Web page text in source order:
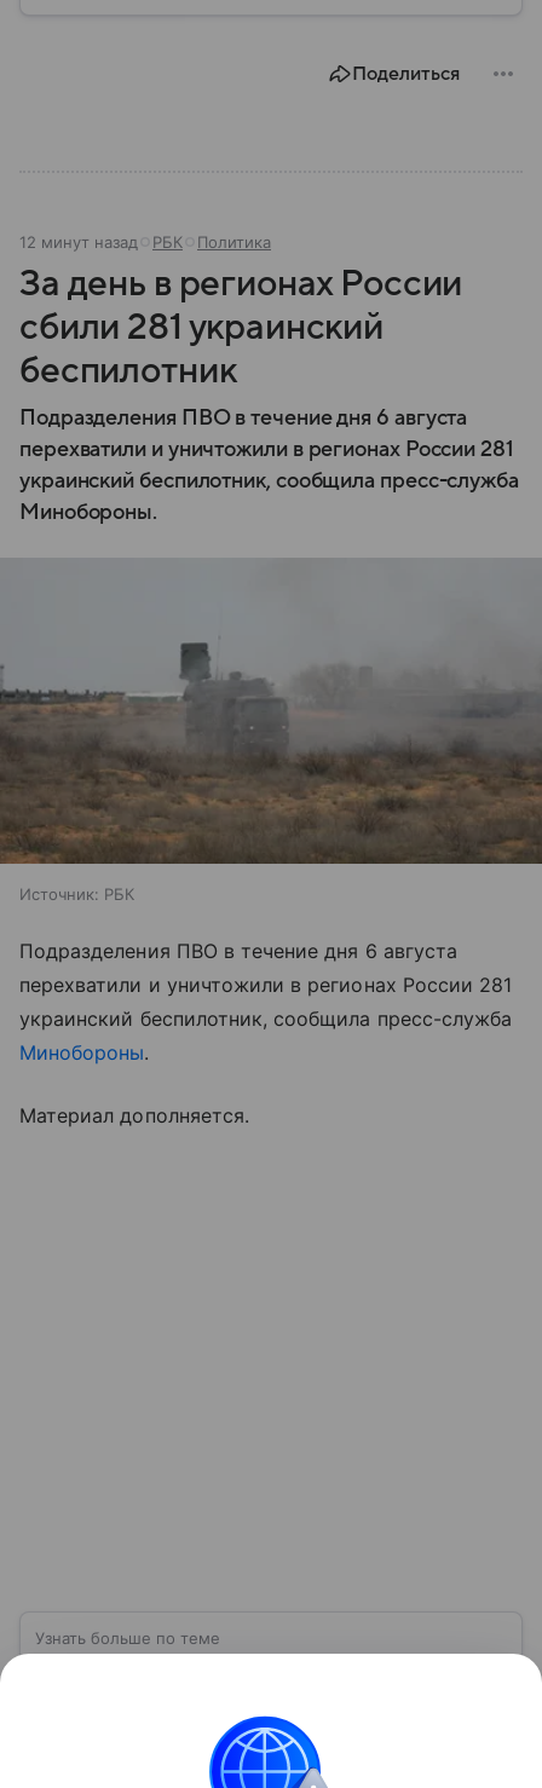
анклавов на африканском континенте: собрали о
Поделиться
12 минут назад РБК Политика
За день в регионах России
сбили 281 украинский
беспилотник
Подразделения ПВО в течение дня 6 августа
перехватили и уничтожили в регионах России 281
украинский беспилотник, сообщила пресс-служба
Минобороны.
Источник: РБК
Подразделения ПВО в течение дня 6 августа
перехватили и уничтожили в регионах России 281
украинский беспилотник, сообщила пресс-служба
Минобороны.
Материал дополняется.
Узнать больше по теме
Противовоздушная оборона — это совокупность
сил, средств и вооружения, предназначенных для
обнаружения, сопровождения и уничтожения